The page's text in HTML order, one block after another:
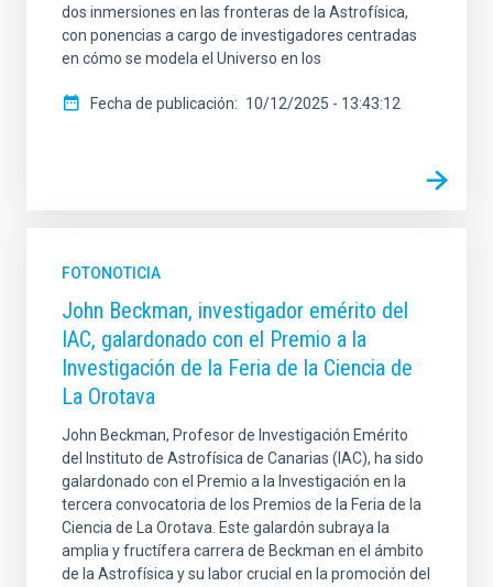
dos inmersiones en las fronteras de la Astrofísica,
con ponencias a cargo de investigadores centradas
en cómo se modela el Universo en los
Fecha de publicación 10/12/2025 - 13:43:12
FOTONOTICIA
John Beckman, investigador emérito del
IAC, galardonado con el Premio a la
Investigación de la Feria de la Ciencia de
La Orotava
John Beckman, Profesor de Investigación Emérito
del Instituto de Astrofísica de Canarias (IAC), ha sido
galardonado con el Premio a la Investigación en la
tercera convocatoria de los Premios de la Feria de la
Ciencia de La Orotava. Este galardón subraya la
amplia y fructífera carrera de Beckman en el ámbito
de la Astrofísica y su labor crucial en la promoción del